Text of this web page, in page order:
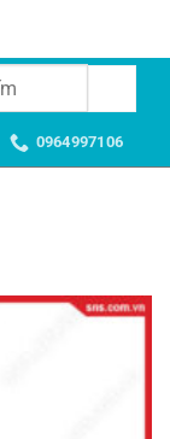
0964997106